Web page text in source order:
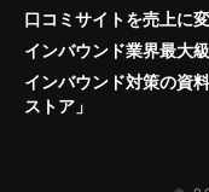
口コミサイトを売上に
インバウンド業界最大
インバウンド対策の資
ストア」